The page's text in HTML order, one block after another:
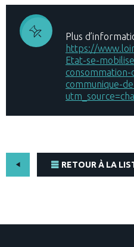
Plus
https://
Etat-se-
communique-
RETOUR À LA